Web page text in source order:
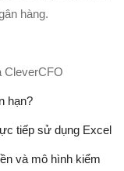
hàng.
CleverCFO
hạn?
tiếp sử dụng Excel
và mô hình kiểm